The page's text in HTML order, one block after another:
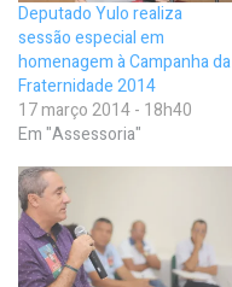
Deputado Yulo realiza
sessão especial em
homenagem à Campanha da
Fraternidade 2014
17 março 2014 - 18h40
Em "Assessoria"